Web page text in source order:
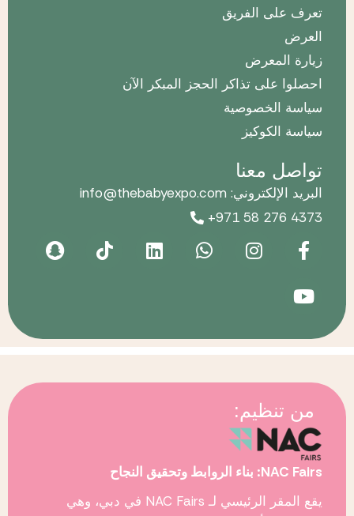
تعرف على الفريق
العرض
زيارة المعرض
احصلوا على تذاكر الحجز المبكر الآن
سياسة الخصوصية
سياسة الكوكيز
تواصل معنا
البريد الإلكتروني: info@thebabyexpo.com
+971 58 276 4373
من تنظيم:
NAC Fairs: بناء الروابط وتحقيق النجاح
يقع المقر الرئيسي لـ NAC Fairs في دبي، وهي